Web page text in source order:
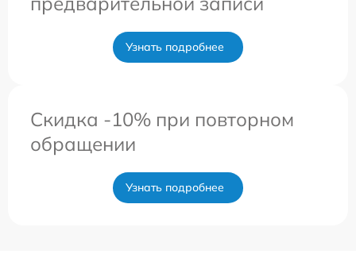
Узнать подробнее
Скидка -10% при повторном
обращении
Узнать подробнее